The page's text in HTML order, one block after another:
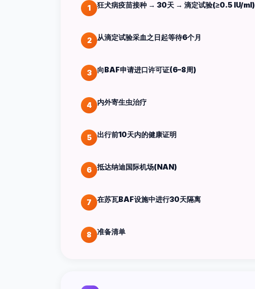
1 狂犬病疫苗接种 → 30天 → 滴定试验(≥0.5 IU/ml)
2 从滴定试验采血之日起等待6个月
3 向BAF申请进口许可证(6–8周)
4 内外寄生虫治疗
5 出行前10天内的健康证明
6 抵达纳迪国际机场(NAN)
7 在苏瓦BAF设施中进行30天隔离
8 准备清单